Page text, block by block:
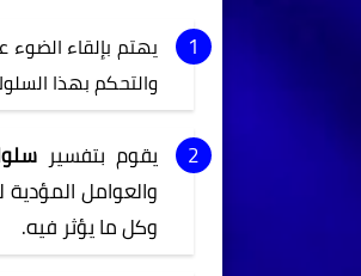
يهتم بإلقاء
والتحكم بهذا
يقوم بتفسير
والعوامل
وكل ما يؤثر فيه.